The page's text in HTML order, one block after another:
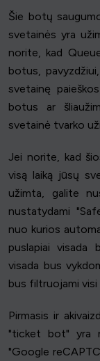
Šie botų
svetainės yra
norite, kad
botus,
svetainę
botus ar
svetainė tvarko
Jei norite, kad
visą laiką jūsų
užimta, galite
nustatydami
nuo kurios
puslapiai
visada bus
bus filtruojami visi
Pirmasis ir
"ticket bot" yra
"Google